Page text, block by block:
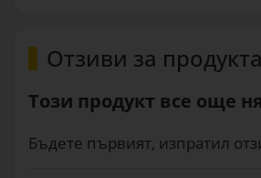
Отзиви за продукта
Този продукт все още
Бъдете първият, изпратил